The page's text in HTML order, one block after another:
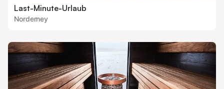
Last-Minute-Urlaub
Norderney